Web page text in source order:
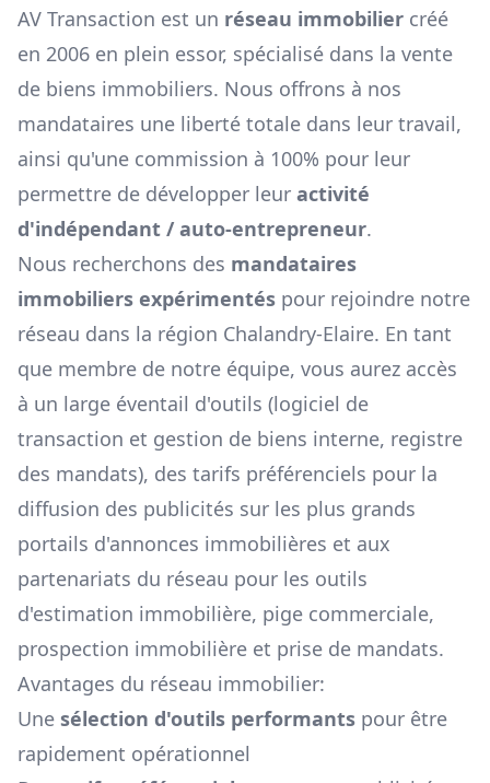
AV Transaction est un réseau immobilier créé
en 2006 en plein essor, spécialisé dans la vente
de biens immobiliers. Nous offrons à nos
mandataires une liberté totale dans leur travail,
ainsi qu'une commission à 100% pour leur
permettre de développer leur activité
d'indépendant / auto-entrepreneur.
Nous recherchons des mandataires
immobiliers expérimentés pour rejoindre notre
réseau dans la région Chalandry-Elaire. En tant
que membre de notre équipe, vous aurez accès
à un large éventail d'outils (logiciel de
transaction et gestion de biens interne, registre
des mandats), des tarifs préférenciels pour la
diffusion des publicités sur les plus grands
portails d'annonces immobilières et aux
partenariats du réseau pour les outils
d'estimation immobilière, pige commerciale,
prospection immobilière et prise de mandats.
Avantages du réseau immobilier:
Une sélection d'outils performants pour être
rapidement opérationnel